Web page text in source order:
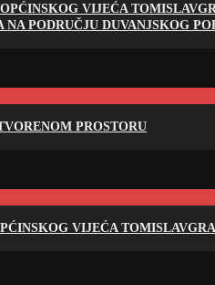
VIJEĆA
PODRUČJU DUVANJSKOG
PROSTORU
VIJEĆA